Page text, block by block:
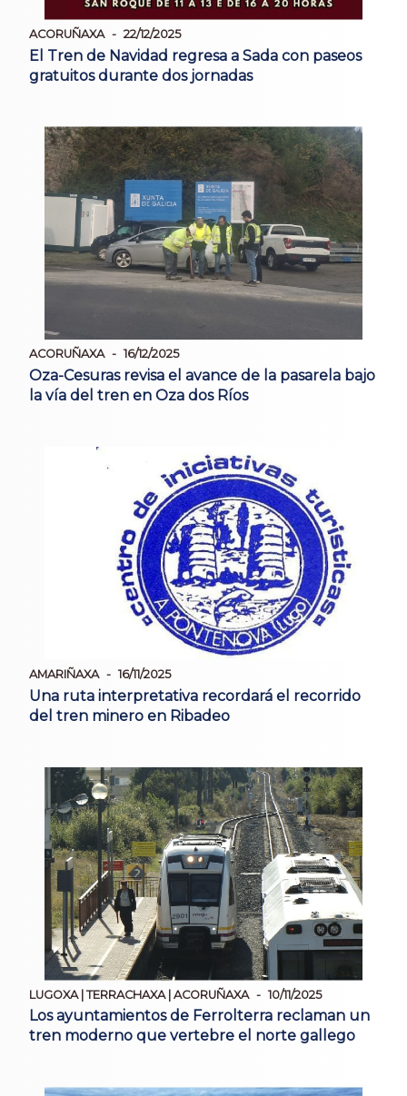
ACORUÑAXA 22/12/2025
El Tren de Navidad regresa a Sada con paseos
gratuitos durante dos jornadas
ACORUÑAXA 16/12/2025
Oza-Cesuras revisa el avance de la pasarela bajo
la vía del tren en Oza dos Ríos
AMARIÑAXA 16/11/2025
Una ruta interpretativa recordará el recorrido
del tren minero en Ribadeo
LUGOXA | TERRACHAXA | ACORUÑAXA 10/11/2025
Los ayuntamientos de Ferrolterra reclaman un
tren moderno que vertebre el norte gallego